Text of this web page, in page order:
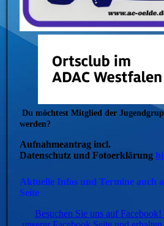
Du möchtest Mitglied der
werden?
Aufnahmeantrag incl.
Datenschutz und Fotoerklärung
Aktuelle Infos und Termine auch
Seite
Besuchen Sie uns auf